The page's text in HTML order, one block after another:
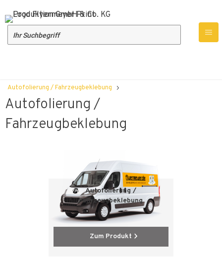
Autofolierung / Fahrzeugbeklebung
Autofolierung /
Fahrzeugbeklebung
Autofolierung /
Fahrzeugbeklebung
Zum Produkt